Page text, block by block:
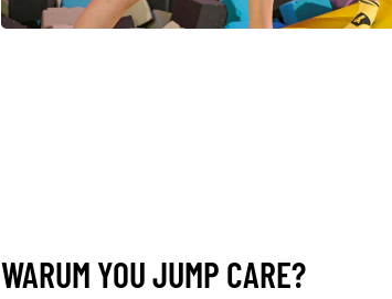
WARUM YOU JUMP CARE?